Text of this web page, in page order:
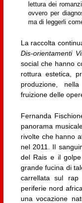
lettura dei
ovvero per
ma di leggerli
La raccolta
Dis-orientamenti
social che hanno
rottura estetica,
produzione,
fruizione delle
Fernanda
panorama
rivolte che hanno
nel 2011. Il
del Rais e il
grande fucina di
carrellata sul rap
periferie nord
una vocazione